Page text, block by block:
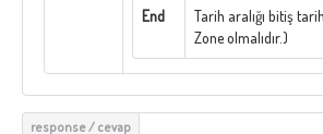
End
Tarih aralığı bitiş
Zone olmalıdır.)